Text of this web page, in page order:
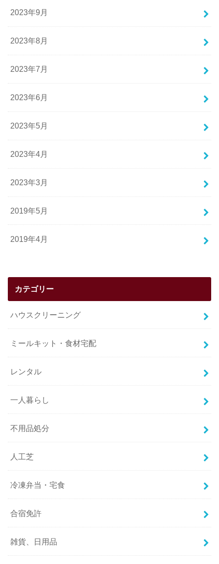
2023年9月
2023年8月
2023年7月
2023年6月
2023年5月
2023年4月
2023年3月
2019年5月
2019年4月
カテゴリー
ハウスクリーニング
ミールキット・食材宅配
レンタル
一人暮らし
不用品処分
人工芝
冷凍弁当・宅食
合宿免許
雑貨、日用品